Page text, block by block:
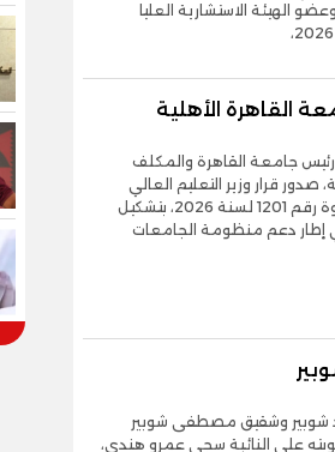
الهيئة الاستشارية العليا
القاهرة الأهلية
جامعة القاهرة والمكلف
صدور قرار وزير التعليم العالي
والبحث العلمي الدكتور عبد العزيز قنصوة رقم 1201 لسنة 2026، بتشكيل
إطار دعم منظومة الجامعات
شوبير وشقيق مصطفى شوبير
على النائبة سجى عمرو هندي،